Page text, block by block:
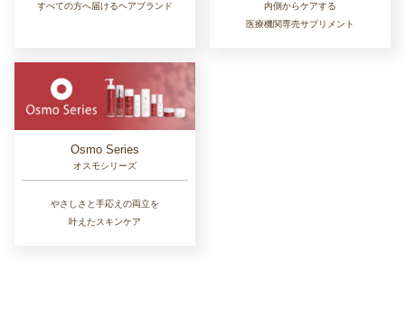
すべての方へ届けるヘアブランド
内側からケアする
医療機関専売サプリメント
Osmo Series
オスモシリーズ
やさしさと手応えの両立を
叶えたスキンケア